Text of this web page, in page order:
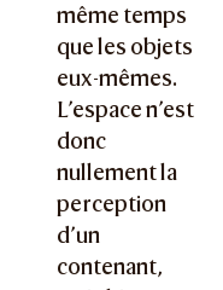
même temps
que les objets
eux-mêmes.
L’espace n’est
donc
nullement la
perception
d’un
contenant,